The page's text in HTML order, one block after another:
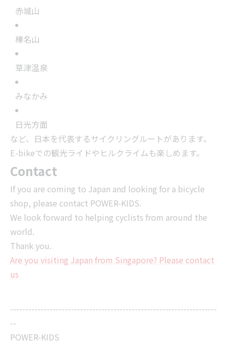
赤城山
榛名山
草津温泉
みなかみ
日光方面
など、日本を代表するサイクリングルートがあります。
E-bikeでの観光ライドやヒルクライムも楽しめます。
Contact
If you are coming to Japan and looking for a bicycle
shop, please contact POWER-KIDS.
We look forward to helping cyclists from around the
world.
Thank you.
Are you visiting Japan from Singapore? Please contact
us
--------------------------------------------------------------------
--
POWER-KIDS